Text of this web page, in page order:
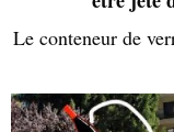
Le conteneur de